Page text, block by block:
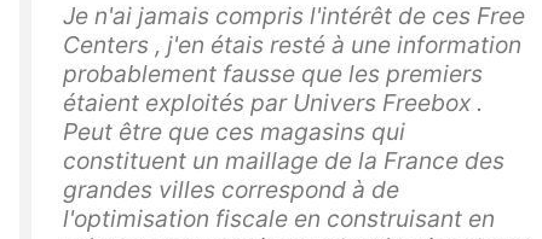
Je n'ai jamais compris l'intérêt de ces Free
Centers , j'en étais resté à une information
probablement fausse que les premiers
étaient exploités par Univers Freebox .
Peut être que ces magasins qui
constituent un maillage de la France des
grandes villes correspond à de
l'optimisation fiscale en construisant en